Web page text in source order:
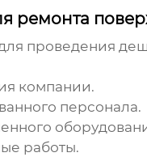
ремонта
проведения
компании.
персонала.
работы.